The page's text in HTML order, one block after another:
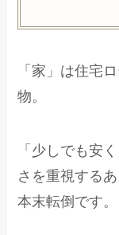
「家」は住宅
物。
「少しでも安
さを重視する
本末転倒です。